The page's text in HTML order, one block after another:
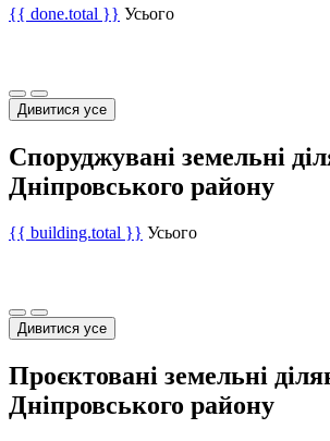
{{ done.total }} Усього
Дивитися усе
Споруджувані земельні
Дніпровського району
{{ building.total }} Усього
Дивитися усе
Проєктовані земельні
Дніпровського району